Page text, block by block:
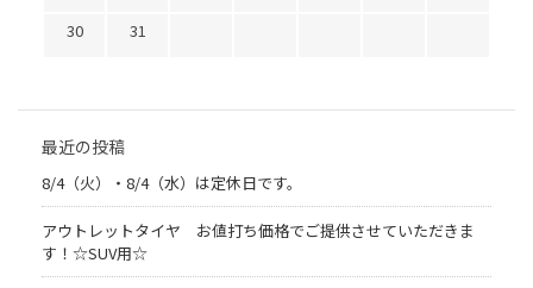
30
31
最近の投稿
8/4（火）・8/4（水）は定休日です。
アウトレットタイヤ お値打ち価格でご提供させていただきま
す！☆SUV用☆